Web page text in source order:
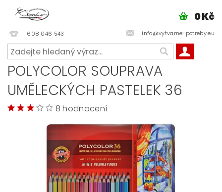
608 046 543 info@vytvarne-potreby.eu
0 Kč
POLYCOLOR SOUPRAVA
UMĚLECKÝCH PASTELEK 36
8 hodnocení